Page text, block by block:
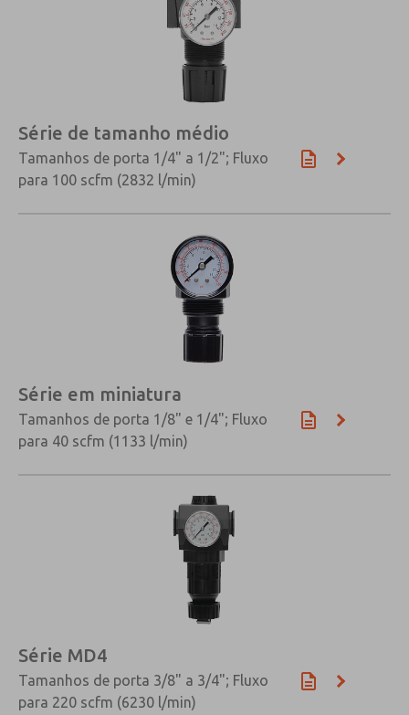
Série de tamanho médio
Tamanhos de porta 1/4" a 1/2"; Fluxo
para 100 scfm (2832 l/min)
Série em miniatura
Tamanhos de porta 1/8" e 1/4"; Fluxo
para 40 scfm (1133 l/min)
Série MD4
Tamanhos de porta 3/8" a 3/4"; Fluxo
para 220 scfm (6230 l/min)